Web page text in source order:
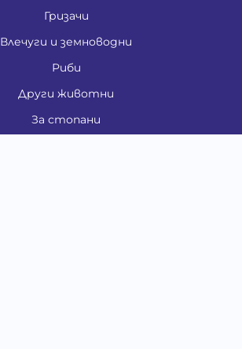
Гризачи
Влечуги и земноводни
Риби
Други животни
За стопани